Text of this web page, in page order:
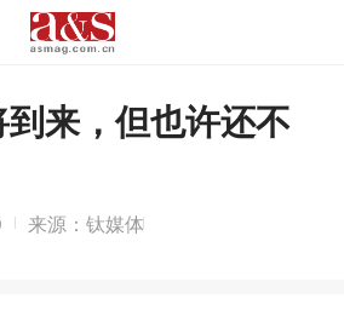
来，但也许还不
来源：钛媒体